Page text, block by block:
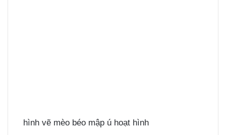
hình vẽ mèo béo mập ú hoạt hình